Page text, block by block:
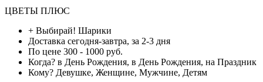
ЦВЕТЫ ПЛЮС
+ Выбирай! Шарики
Доставка сегодня-завтра, за 2-3 дня
По цене 300 - 1000 руб.
Когда? в День Рождения, в День Рождения, на Праздник
Кому? Девушке, Женщине, Мужчине, Детям